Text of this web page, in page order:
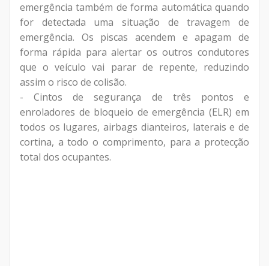
emergência também de forma automática quando
for detectada uma situação de travagem de
emergência. Os piscas acendem e apagam de
forma rápida para alertar os outros condutores
que o veículo vai parar de repente, reduzindo
assim o risco de colisão.
- Cintos de segurança de três pontos e
enroladores de bloqueio de emergência (ELR) em
todos os lugares, airbags dianteiros, laterais e de
cortina, a todo o comprimento, para a protecção
total dos ocupantes.